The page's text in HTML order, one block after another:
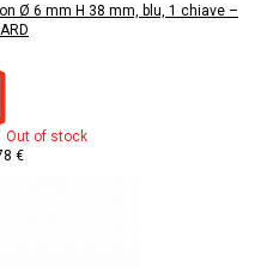
Ø 6 mm H 38 mm, blu, 1 chiave –
Out of stock
€